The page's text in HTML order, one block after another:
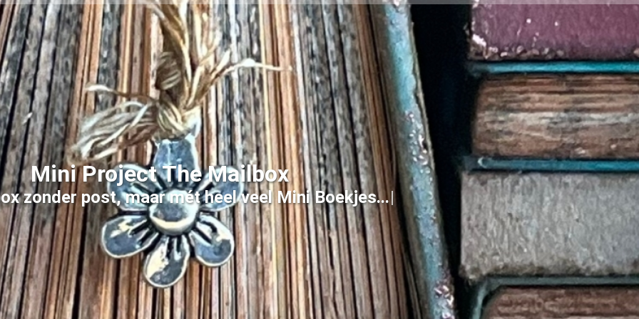
Mini Project The Mailbox
ox zonder post, maar mét heel veel Mini Boekjes...